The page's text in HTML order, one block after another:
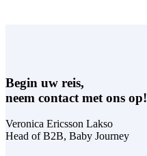
Begin uw reis,
neem contact met ons op!
Veronica Ericsson Lakso
Head of B2B, Baby Journey